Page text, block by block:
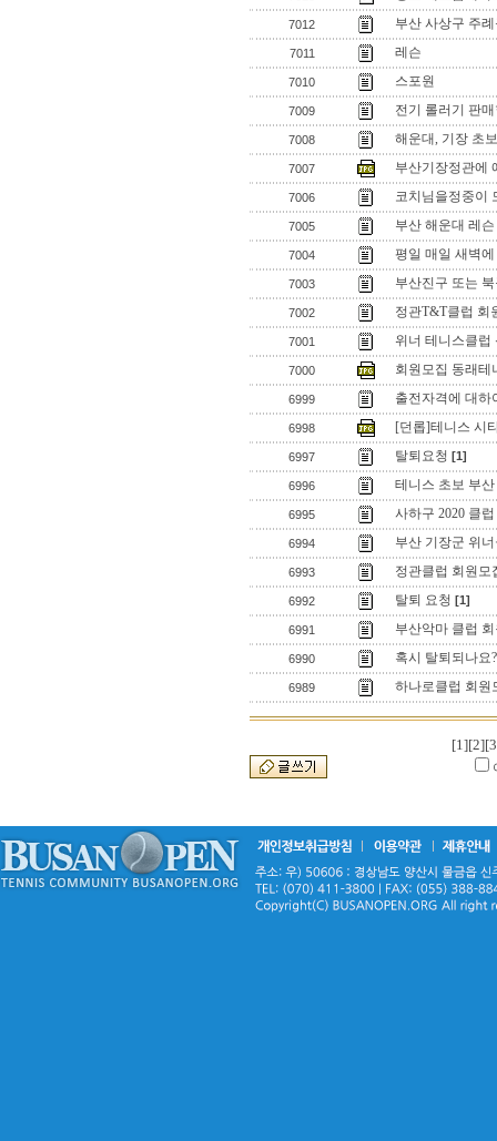
7012 부산 사상구 주
7011 레슨
7010 스포원
7009 전기 롤러기 판
7008 해운대, 기장 초
7007 부산기장정관에
7006 코치님을정중이
7005 부산 해운대 레
7004 평일 매일 새벽
7003 부산진구 또는
7002 정관T&T클럽 회
7001 위너 테니스클럽
7000 회원모집 동래테
6999 출전자격에 대하
6998 [던롭]테니스 시
6997 탈퇴요청 [1]
6996 테니스 초보 부
6995 사하구 2020 클
6994 부산 기장군 위
6993 정관클럽 회원모
6992 탈퇴 요청 [1]
6991 부산악마 클럽
6990 혹시 탈퇴되나요?
6989 하나로클럽 회원
[1][2]